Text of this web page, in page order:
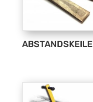
ABSTANDSKEILE